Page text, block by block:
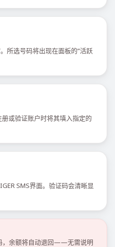
所选号码将出现在面板的“活跃
或验证账户时将其填入指定的
SMS界面。验证码会清晰显
，余额将自动退回——无需说明